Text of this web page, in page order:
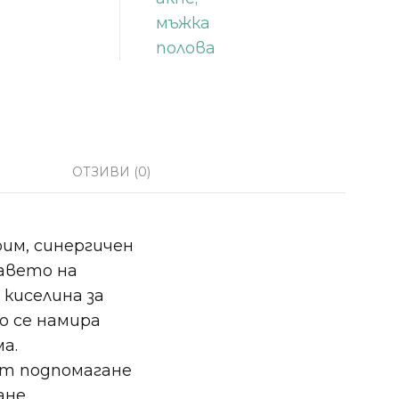
ОТЗИВИ (0)
синергичен
на
за
се намира
подпомагане